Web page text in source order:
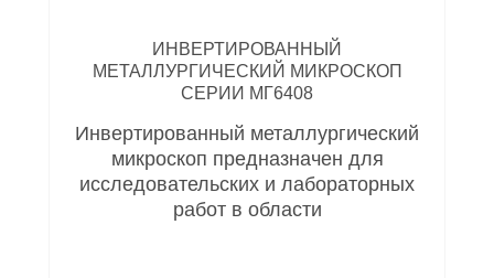
ИНВЕРТИРОВАННЫЙ
МЕТАЛЛУРГИЧЕСКИЙ МИКРОСКОП
СЕРИИ МГ6408
Инвертированный металлургический
микроскоп предназначен для
исследовательских и лабораторных
работ в области